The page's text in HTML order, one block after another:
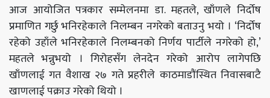
आज आयोजित पत्रकार सम्मेलनमा डा. महतले, खाँणले निर्दोष
प्रमाणित गर्छु भनिरहेकाले निलम्बन नगरेको बताउनु भयो । ‘निर्दोष
रहेको उहाँले भनिरहेकाले निलम्बनको निर्णय पार्टीले नगरेको हो,’
महतले भन्नुभयो । गिरोहसँग लेनदेन गरेको आरोप लागेपछि
खाँणलाई गत वैशाख २७ गते प्रहरीले काठमाडौंस्थित निवासबाटै
खाणलाई पक्राउ गरेको थियो ।